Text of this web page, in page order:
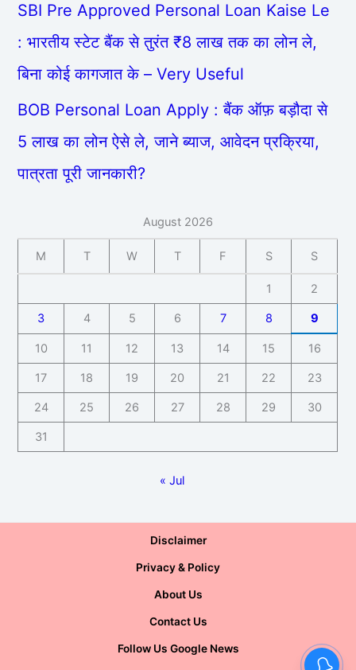
SBI Pre Approved Personal Loan Kaise Le
: भारतीय स्टेट बैंक से तुरंत ₹8 लाख तक का लोन ले,
बिना कोई कागजात के – Very Useful
BOB Personal Loan Apply : बैंक ऑफ़ बड़ौदा से
5 लाख का लोन ऐसे ले, जाने ब्याज, आवेदन प्रक्रिया,
पात्रता पूरी जानकारी?
August 2026
M T W T F S S
1 2
3 4 5 6 7 8 9
10 11 12 13 14 15 16
17 18 19 20 21 22 23
24 25 26 27 28 29 30
31
« Jul
Disclaimer
Privacy & Policy
About Us
Contact Us
Follow Us Google News